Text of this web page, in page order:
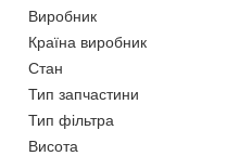
Виробник
Країна виробник
Стан
Тип запчастини
Тип фільтра
Висота